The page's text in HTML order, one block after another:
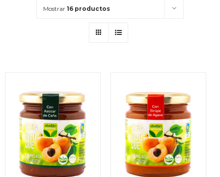
Mostrar 16 productos